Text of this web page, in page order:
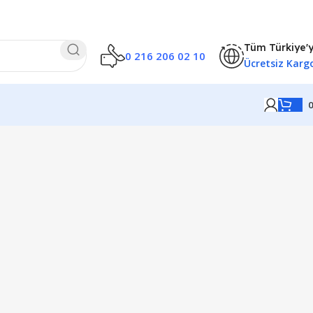
0 216 206 02 10
Tüm
Ücretsiz